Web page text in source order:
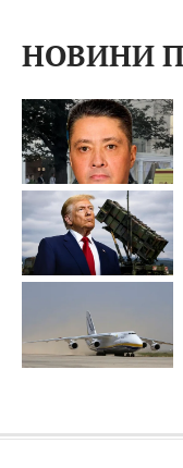
НОВИНИ